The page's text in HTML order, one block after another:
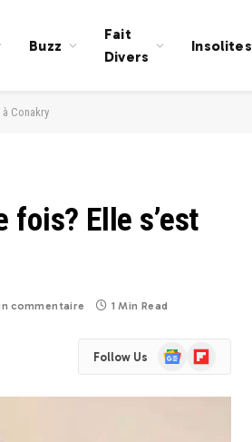
Buzz
Fait
Divers
Insolites
Conakry
fois? Elle s’est
commentaire 1 Min Read
Follow Us
GoogleFlipboard